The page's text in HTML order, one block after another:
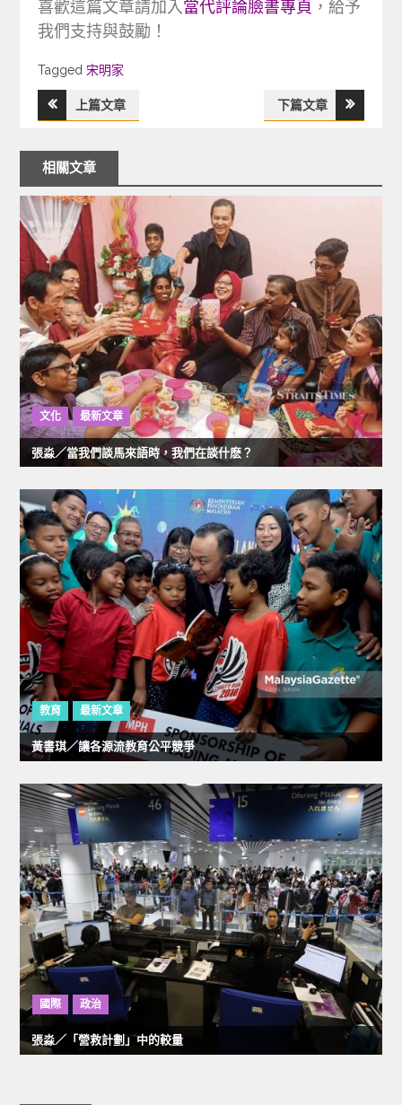
喜歡這篇文章請加入當代評論臉書專頁 ，給予
我們支持與鼓勵！
Tagged
Tagged 宋明家
文
章
導
覽
上篇文章 下篇文章
相關文章
文化 最新文章
張淼／當我們談馬來語時，我們在談什麽？
教育 最新文章
黃書琪／讓各源流教育公平競爭
國際 政治
張淼／「營救計劃」中的較量